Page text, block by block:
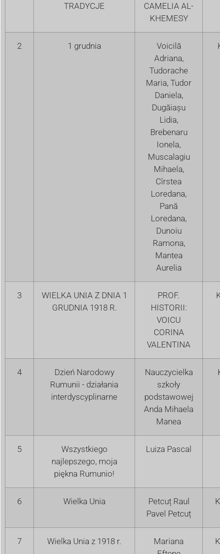
TRADYCJE
CAMELIA AL-
KHEMESY
2 1 grudnia
Voicilă
Adriana,
Tudorache
Maria, Tudor
Daniela,
Dugăiașu
Lidia,
Brebenaru
Ionela,
Muscalagiu
Mihaela,
Cîrstea
Loredana,
Pană
Loredana,
Dunoiu
Ramona,
Mantea
Aurelia
3
WIELKA UNIA Z DNIA 1
GRUDNIA 1918 R.
PROF.
HISTORII:
VOICU
CORINA
VALENTINA
4
Dzień Narodowy
Rumunii - działania
interdyscyplinarne
Nauczycielka
szkoły
podstawowej
Anda Mihaela
Manea
5
Wszystkiego
najlepszego, moja
piękna Rumunio!
Luiza Pascal
6 Wielka Unia
Petcuț Raul
Pavel Petcuț
7 Wielka Unia z 1918 r.
Mariana